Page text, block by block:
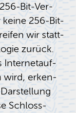
Bit-Ver­
keine 256-Bit-
wir statt­
zu­rück.
In­ter­net­auf­
wird, er­ken­
Schloss-